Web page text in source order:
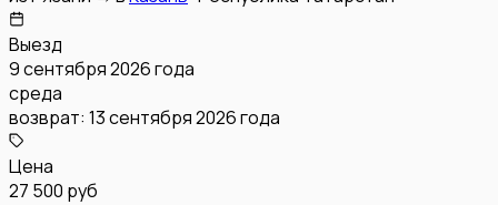
Выезд
9 сентября 2026 года
среда
возврат: 13 сентября 2026 года
Цена
27 500 руб